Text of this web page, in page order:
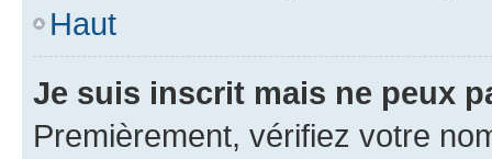
Haut
Je suis inscrit mais ne peux
Premièrement, vérifiez votre